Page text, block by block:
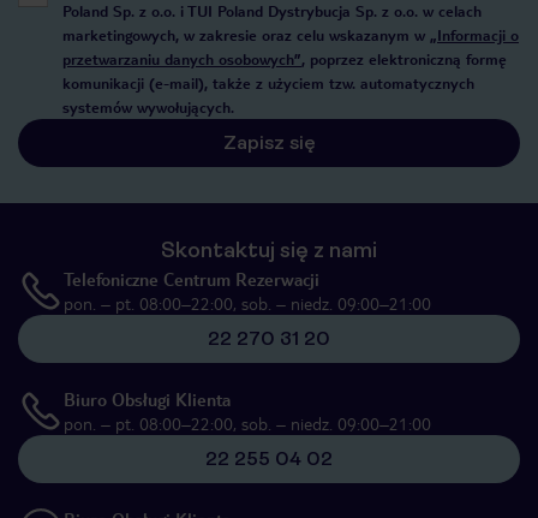
Poland Sp. z o.o. i TUI Poland Dystrybucja Sp. z o.o. w celach
marketingowych, w zakresie oraz celu wskazanym w „Informacji o
przetwarzaniu danych osobowych”, poprzez elektroniczną formę
komunikacji (e-mail), także z użyciem tzw. automatycznych
systemów wywołujących.
Zapisz się
Skontaktuj się z nami
Telefoniczne Centrum Rezerwacji
pon. – pt. 08:00–22:00, sob. – niedz. 09:00–21:00
22 270 31 20
Biuro Obsługi Klienta
pon. – pt. 08:00–22:00, sob. – niedz. 09:00–21:00
22 255 04 02